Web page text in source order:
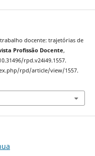
trabalho docente: trajetórias de
Profissão Docente,
rpd.v24i49.1557.
rpd/article/view/1557.